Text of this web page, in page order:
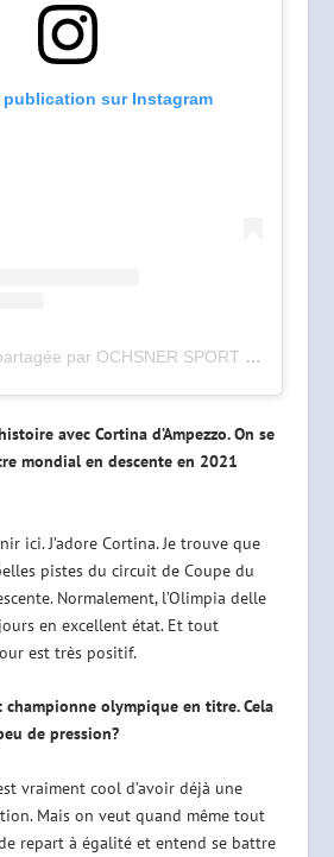
publication sur Instagram
Une publication partagée par OCHSNER SPORT (@ochsner_sport)
avec Cortina d’Ampezzo. On se
mondial en descente en 2021
ici. J’adore Cortina. Je trouve que
pistes du circuit de Coupe du
Normalement, l’Olimpia delle
en excellent état. Et tout
est très positif.
championne olympique en titre. Cela
de pression?
vraiment cool d’avoir déjà une
Mais on veut quand même tout
repart à égalité et entend se battre